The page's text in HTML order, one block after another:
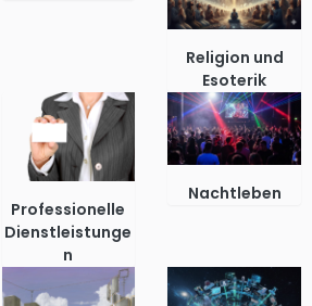
Religion und
Esoterik
Professionelle
Dienstleistunge
n
Nachtleben